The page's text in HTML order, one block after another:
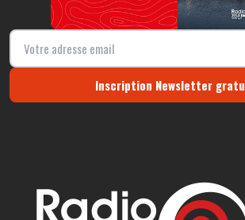
Inscription Newsletter